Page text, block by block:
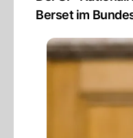
Berset im